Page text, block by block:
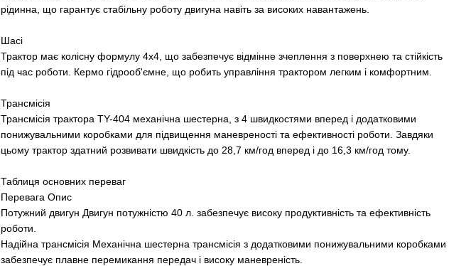
рідинна, що гарантує стабільну роботу двигуна навіть за високих навантажень.
Шасі
Трактор має колісну формулу 4х4, що забезпечує відмінне зчеплення з поверхнею та стійкість
під час роботи. Кермо гідрооб'ємне, що робить управління трактором легким і комфортним.
Трансмісія
Трансмісія трактора TY-404 механічна шестерна, з 4 швидкостями вперед і додатковими
понижувальними коробками для підвищення маневреності та ефективності роботи. Завдяки
цьому трактор здатний розвивати швидкість до 28,7 км/год вперед і до 16,3 км/год тому.
Таблиця основних переваг
Перевага Опис
Потужний двигун Двигун потужністю 40 л. забезпечує високу продуктивність та ефективність
роботи.
Надійна трансмісія Механічна шестерна трансмісія з додатковими понижувальними коробками
забезпечує плавне перемикання передач і високу маневреність.